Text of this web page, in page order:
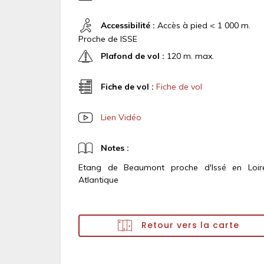
Accessibilité : Accès à pied < 1 000 m.
Proche de ISSE
Plafond de vol : 120 m. max.
Fiche de vol : Fiche de vol
Lien Vidéo
Notes :
Etang de Beaumont proche d'Issé en
Atlantique
Retour vers la carte